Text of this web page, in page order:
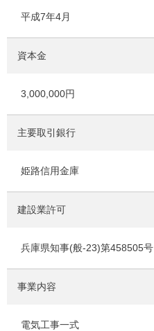
平成7年4月
資本金
3,000,000円
主要取引銀行
姫路信用金庫
建設業許可
兵庫県知事(般-23)第458505号
事業内容
電気工事一式